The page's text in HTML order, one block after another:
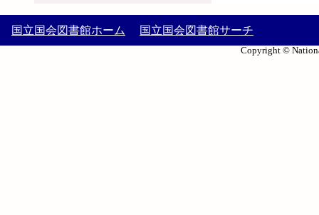
国立国会図書館ホーム 国立国会図書館サーチ
Copyright ©